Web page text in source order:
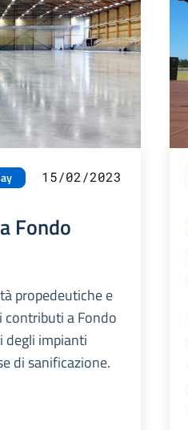
15/02/2023
Fondo
propedeutiche e
contributi a Fondo
degli impianti
di sanificazione.